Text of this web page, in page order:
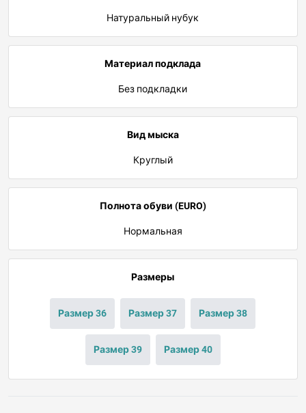
Натуральный нубук
Материал подклада
Без подкладки
Вид мыска
Круглый
Полнота обуви (EURO)
Нормальная
Размеры
Размер 36 Размер 37 Размер 38
Размер 39 Размер 40